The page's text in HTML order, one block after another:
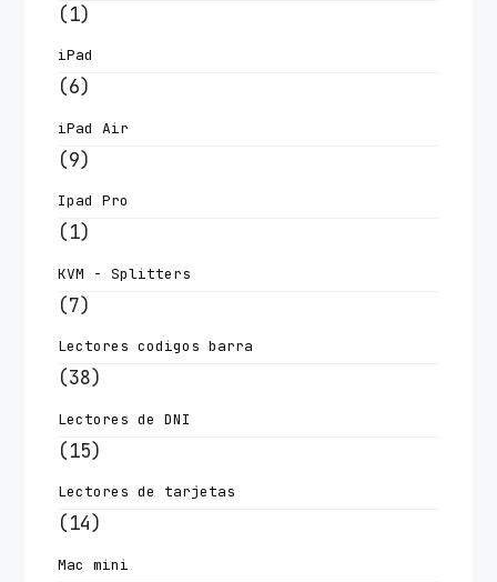
(1)
iPad
(6)
iPad Air
(9)
Ipad Pro
(1)
KVM - Splitters
(7)
Lectores codigos barra
(38)
Lectores de DNI
(15)
Lectores de tarjetas
(14)
Mac mini